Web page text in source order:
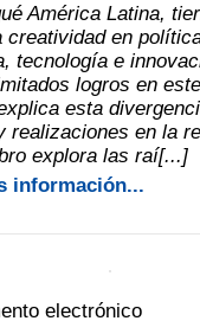
tecnología,
: políticas
Latina
SAGASTI, Autor
FCE|2013
América Latina,
creatividad en
logros en
esta
explora las raí[...]